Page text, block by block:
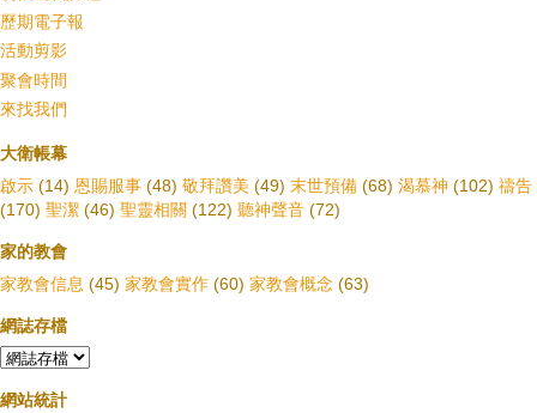
歷期電子報
活動剪影
聚會時間
來找我們
大衛帳幕
啟示 (14) 恩賜服事 (48) 敬拜讚美 (49) 末世預備 (68) 渴慕神 (102) 禱告
(170) 聖潔 (46) 聖靈相關 (122) 聽神聲音 (72)
家的教會
家教會信息 (45) 家教會實作 (60) 家教會概念 (63)
網誌存檔
網站統計